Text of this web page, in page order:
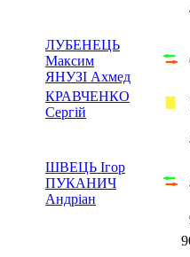
ЛУБЕНЕЦЬ
Максим
ЯНУЗІ Ахмед
КРАВЧЕНКО
Сергій
ШВЕЦЬ Ігор
ПУКАНИЧ
Андріан